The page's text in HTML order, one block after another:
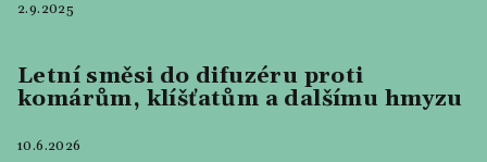
2.9.2025
Letní směsi do difuzéru proti
komárům, klíšťatům a dalšímu hmyzu
10.6.2026